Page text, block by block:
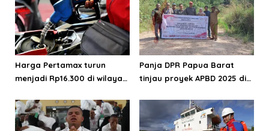
Harga Pertamax turun
menjadi Rp16.300 di wilayah
Panja DPR Papua Barat
tinjau proyek APBD 2025 di